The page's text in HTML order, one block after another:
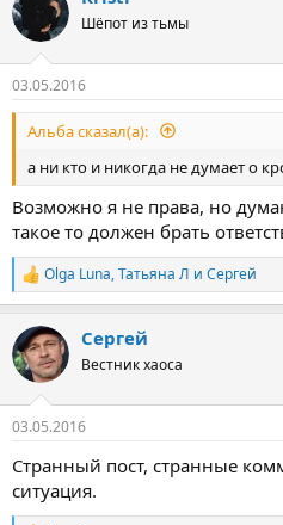
Шёпот из тьмы
03.05.2016
Альба сказал(а):
а ни кто и никогда не думает о
Возможно я не права, но
такое то должен брать
Р
е
к
ц
и
Olga Luna,Татьяна Л и Сергей
Сергей
Вестник хаоса
03.05.2016
Странный пост, странные
ситуация.